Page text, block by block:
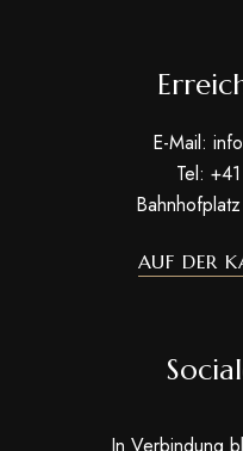
E-Mail:
Tel:
AUF DER
In Verbindung